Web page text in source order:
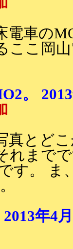
電車の
ここ岡
。
真とど
れまで
す。 ま
2013